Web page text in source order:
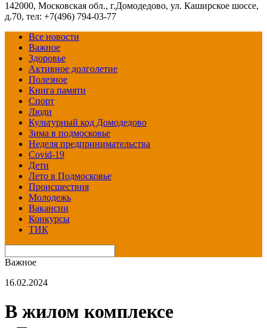
142000, Московская обл., г.Домодедово, ул. Каширское шоссе,
д.70, тел: +7(496) 794-03-77
Все новости
Важное
Здоровье
Активное долголетие
Полезное
Книга памяти
Спорт
Люди
Культурный код Домодедово
Зима в подмосковье
Неделя предпринимательства
Covid-19
Дети
Лето в Подмосковье
Происшествия
Молодежь
Вакансии
Конкурсы
ТИК
Важное
16.02.2024
В жилом комплексе